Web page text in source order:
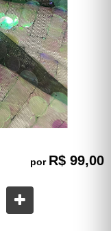
por R$ 99,00